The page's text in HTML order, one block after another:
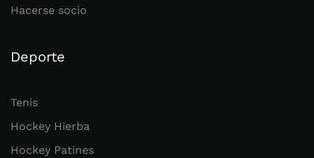
Hacerse socio
Deporte
Tenis
Hockey Hierba
Hockey Patines